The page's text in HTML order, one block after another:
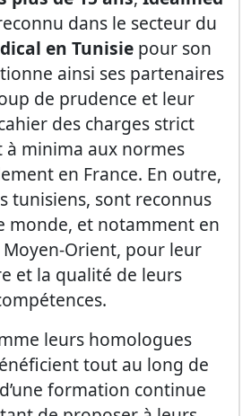
dans le secteur du
en Tunisiepour son
ainsi ses partenaires
de prudence et leur
des charges strict
minima aux normes
en France. En outre,
tunisiens, sont reconnus
monde, et notamment en
Moyen-Orient, pour leur
et la qualité de leurs
leurs homologues
tout au long de
formation continue